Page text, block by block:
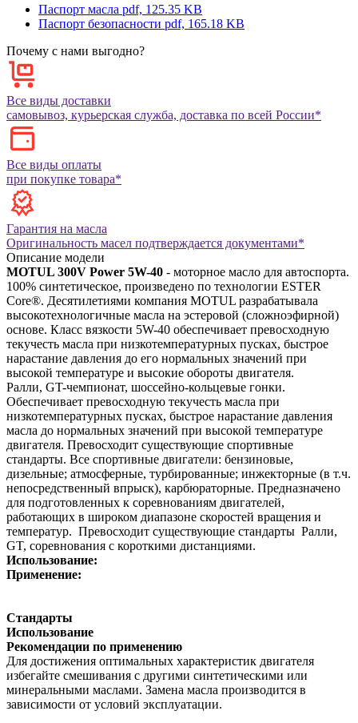
Паспорт масла pdf, 125.35 KB
Паспорт безопасности pdf, 165.18 KB
Почему с нами выгодно?
Все виды доставки
самовывоз, курьерская служба, доставка по всей России*
Все виды оплаты
при покупке товара*
Гарантия на масла
Оригинальность масел подтверждается документами*
Описание модели
MOTUL 300V Power 5W-40 - моторное масло для автоспорта.
100% синтетическое, произведено по технологии ESTER
Core®. Десятилетиями компания MOTUL разрабатывала
высокотехнологичные масла на эстеровой (сложноэфирной)
основе. Класс вязкости 5W-40 обеспечивает превосходную
текучесть масла при низкотемпературных пусках, быстрое
нарастание давления до его нормальных значений при
высокой температуре и высокие обороты двигателя.
Ралли, GT-чемпионат, шоссейно-кольцевые гонки.
Обеспечивает превосходную текучесть масла при
низкотемпературных пусках, быстрое нарастание давления
масла до нормальных значений при высокой температуре
двигателя. Превосходит существующие спортивные
стандарты. Все спортивные двигатели: бензиновые,
дизельные; атмосферные, турбированные; инжекторные (в т.ч.
непосредственный впрыск), карбюраторные. Предназначено
для подготовленных к соревнованиям двигателей,
работающих в широком диапазоне скоростей вращения и
температур. Превосходит существующие стандарты Ралли,
GT, соревнования с короткими дистанциями.
Использование:
Применение:
Стандарты
Использование
Рекомендации по применению
Для достижения оптимальных характеристик двигателя
избегайте смешивания с другими синтетическими или
минеральными маслами. Замена масла производится в
зависимости от условий эксплуатации.